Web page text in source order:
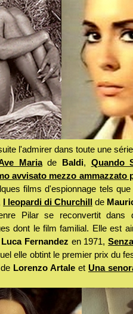
l'admirer dans toute une
Mariade Baldi, Quando
avvisato mezzo ammazzato
films d'espionnage tels que
I leopardi di Churchill de
Pilar se reconvertit dans
dont le film familial. Elle est
Luca Fernandez en 1971,
elle obtint le premier prix du
de Lorenzo Artale et Una